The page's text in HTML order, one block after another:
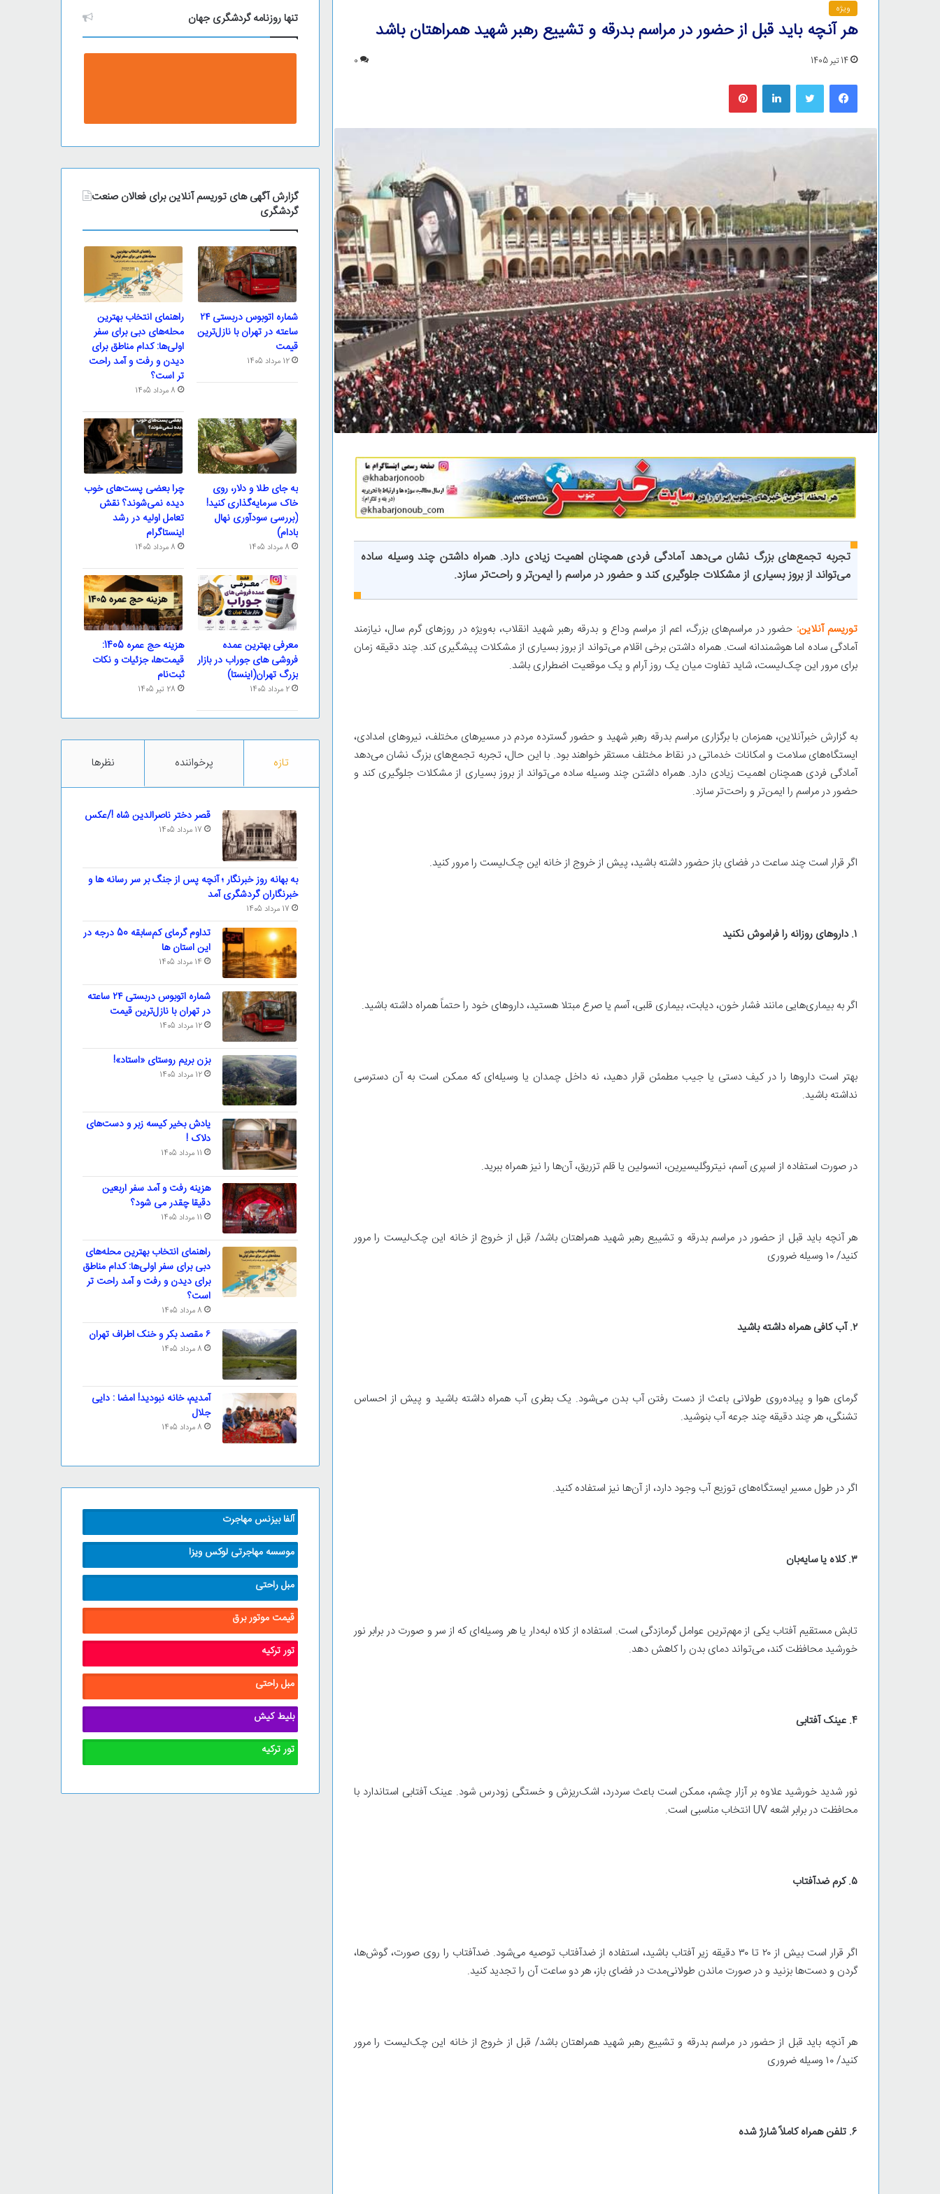
ویژه
هر آنچه باید قبل از حضور در مراسم بدرقه و تشییع رهبر شهید همراهتان باشد
14 تیر 1405 0
فیس بوک لینکدین
تجربه تجمع‌های بزرگ نشان می‌دهد آمادگی فردی همچنان اهمیت زیادی دارد. همراه داشتن چند وسیله ساده
می‌تواند از بروز بسیاری از مشکلات جلوگیری کند و حضور در مراسم را ایمن‌تر و راحت‌تر سازد.
توریسم آنلاین: حضور در مراسم‌های بزرگ، اعم از مراسم وداع و بدرقه رهبر شهید انقلاب، به‌ویژه در روزهای گرم سال، نیازمند
آمادگی ساده اما هوشمندانه است. همراه داشتن برخی اقلام می‌تواند از بروز بسیاری از مشکلات پیشگیری کند. چند دقیقه زمان
برای مرور این چک‌لیست، شاید تفاوت میان یک روز آرام و یک موقعیت اضطراری باشد.
به گزارش خبرآنلاین، همزمان با برگزاری مراسم بدرقه رهبر شهید و حضور گسترده مردم در مسیرهای مختلف، نیروهای امدادی،
ایستگاه‌های سلامت و امکانات خدماتی در نقاط مختلف مستقر خواهند بود. با این حال، تجربه تجمع‌های بزرگ نشان می‌دهد
آمادگی فردی همچنان اهمیت زیادی دارد. همراه داشتن چند وسیله ساده می‌تواند از بروز بسیاری از مشکلات جلوگیری کند و
حضور در مراسم را ایمن‌تر و راحت‌تر سازد.
اگر قرار است چند ساعت در فضای باز حضور داشته باشید، پیش از خروج از خانه این چک‌لیست را مرور کنید.
۱. داروهای روزانه را فراموش نکنید
اگر به بیماری‌هایی مانند فشار خون، دیابت، بیماری قلبی، آسم یا صرع مبتلا هستید، داروهای خود را حتماً همراه داشته باشید.
بهتر است داروها را در کیف دستی یا جیب مطمئن قرار دهید، نه داخل چمدان یا وسیله‌ای که ممکن است به آن دسترسی
نداشته باشید.
در صورت استفاده از اسپری آسم، نیتروگلیسیرین، انسولین یا قلم تزریق، آن‌ها را نیز همراه ببرید.
هر آنچه باید قبل از حضور در مراسم بدرقه و تشییع رهبر شهید همراهتان باشد/ قبل از خروج از خانه این چک‌لیست را مرور
کنید/ ۱۰ وسیله‌ ضروری
۲. آب کافی همراه داشته باشید
گرمای هوا و پیاده‌روی طولانی باعث از دست رفتن آب بدن می‌شود. یک بطری آب همراه داشته باشید و پیش از احساس
تشنگی، هر چند دقیقه چند جرعه آب بنوشید.
اگر در طول مسیر ایستگاه‌های توزیع آب وجود دارد، از آن‌ها نیز استفاده کنید.
۳. کلاه یا سایه‌بان
تابش مستقیم آفتاب یکی از مهم‌ترین عوامل گرمازدگی است. استفاده از کلاه لبه‌دار یا هر وسیله‌ای که از سر و صورت در برابر نور
خورشید محافظت کند، می‌تواند دمای بدن را کاهش دهد.
۴. عینک آفتابی
نور شدید خورشید علاوه بر آزار چشم، ممکن است باعث سردرد، اشک‌ریزش و خستگی زودرس شود. عینک آفتابی استاندارد با
محافظت در برابر اشعه UV انتخاب مناسبی است.
۵. کرم ضدآفتاب
اگر قرار است بیش از ۲۰ تا ۳۰ دقیقه زیر آفتاب باشید، استفاده از ضدآفتاب توصیه می‌شود. ضدآفتاب را روی صورت، گوش‌ها،
گردن و دست‌ها بزنید و در صورت ماندن طولانی‌مدت در فضای باز، هر دو ساعت آن را تجدید کنید.
هر آنچه باید قبل از حضور در مراسم بدرقه و تشییع رهبر شهید همراهتان باشد/ قبل از خروج از خانه این چک‌لیست را مرور
کنید/ ۱۰ وسیله‌ ضروری
۶. تلفن همراه کاملاً شارژ شده
تنها روزنامه گردشگری جهان
گزارش آگهی های توریسم آنلاین برای فعالان صنعت
گردشگری
شماره اتوبوس دربستی ۲۴
ساعته در تهران با نازل‌ترین
قیمت
12 مرداد 1405
راهنمای انتخاب بهترین
محله‌های دبی برای سفر
اولی‌ها: کدام مناطق برای
دیدن و رفت و آمد راحت
تر است؟
8 مرداد 1405
به جای طلا و دلار، روی
خاک سرمایه‌گذاری کنید!
(بررسی سودآوری نهال
بادام)
8 مرداد 1405
چرا بعضی پست‌های خوب
دیده نمی‌شوند؟ نقش
تعامل اولیه در رشد
اینستاگرام
8 مرداد 1405
معرفی بهترین عمده
فروشی های جوراب در بازار
بزرگ تهران(اینستا)
2 مرداد 1405
هزینه حج عمره 1405:
قیمت‌ها، جزئیات و نکات
ثبت‌نام
28 تیر 1405
تازه پرخواننده نظرها
قصر دختر ناصرالدین شاه !/عکس
17 مرداد 1405
به بهانه روز خبرنگار ؛ آنچه پس از جنگ بر سر رسانه ها و
خبرنگاران گردشگری آمد
17 مرداد 1405
تداوم گرمای کم‌سابقه 50 درجه در
این استان ها
14 مرداد 1405
شماره اتوبوس دربستی ۲۴ ساعته
در تهران با نازل‌ترین قیمت
12 مرداد 1405
بزن بریم روستای «استاد»!
12 مرداد 1405
یادش بخیر کیسه‌ زبر و دست‌های
دلاک !
11 مرداد 1405
هزینه رفت و آمد سفر اربعین
دقیقا چقدر می شود؟
11 مرداد 1405
راهنمای انتخاب بهترین محله‌های
دبی برای سفر اولی‌ها: کدام مناطق
برای دیدن و رفت و آمد راحت تر
است؟
8 مرداد 1405
۶ مقصد بکر و خنک اطراف تهران
8 مرداد 1405
آمدیم، خانه نبودید! امضا : دایی
جلال
8 مرداد 1405
آلفا بیزنس مهاجرت
موسسه مهاجرتی لوکس ویزا
مبل راحتی
قیمت موتور برق
تور ترکیه
مبل راحتی
بلیط کیش
تور ترکیه